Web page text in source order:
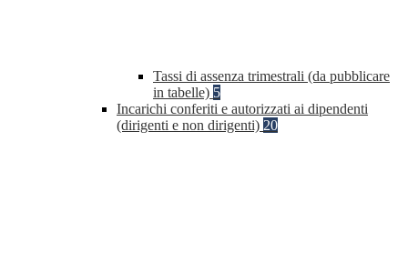
Tassi di assenza trimestrali (da pubblicare
in tabelle) 5
Incarichi conferiti e autorizzati ai dipendenti
(dirigenti e non dirigenti) 20